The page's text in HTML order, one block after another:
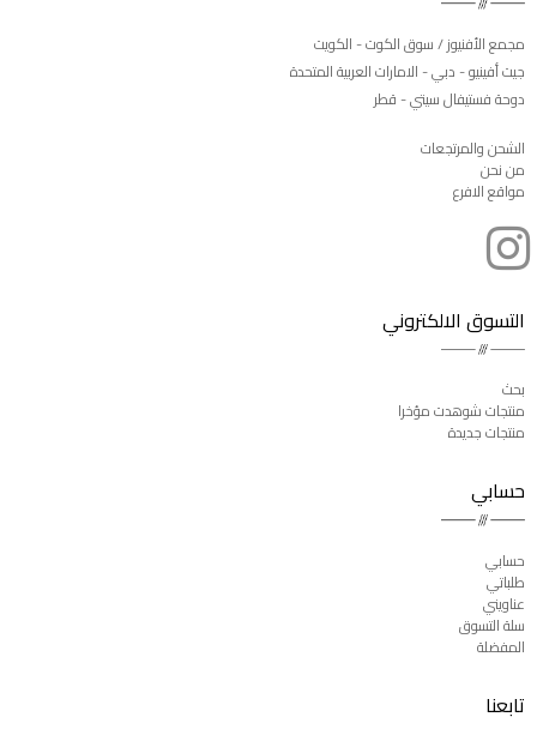
مجمع الأفنيوز / سوق الكوت - الكويت
جيت أفينيو - دبي - الامارات العربية المتحدة
دوحة فستيفال سيتي - قطر
الشحن والمرتجعات
من نحن
مواقع الافرع
التسوق الالكتروني
بحث
منتجات شوهدت مؤخرا
منتجات جديدة
حسابي
حسابي
طلباتي
عناويني
سلة التسوق
المفضلة
تابعنا